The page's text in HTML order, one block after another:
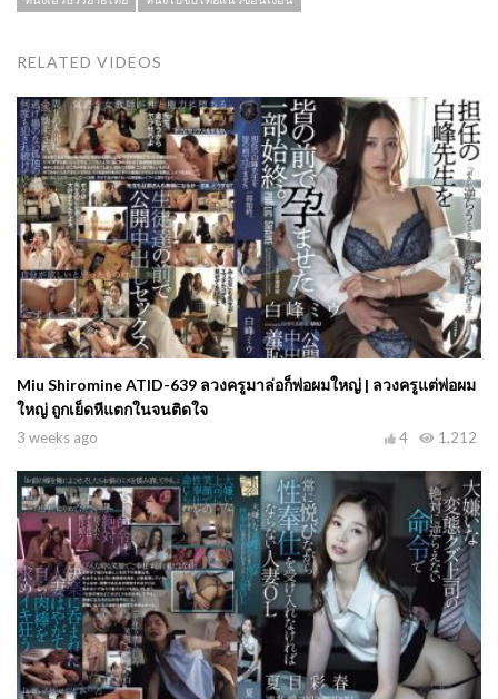
RELATED VIDEOS
Miu Shiromine ATID-639 ลวงครูมาล่อก็พ่อผมใหญ่ | ลวงครูแต่พ่อผม
ใหญ่ ถูกเย็ดหีแตกในจนติดใจ
3 weeks ago 1,212
4